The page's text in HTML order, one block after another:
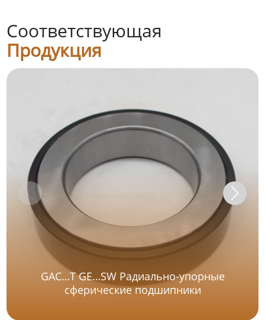
Соответствующая
Продукция
GAC…T GE…SW Радиально-упорные
сферические подшипники